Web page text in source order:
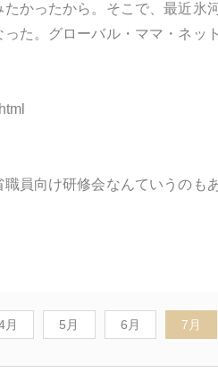
かったから。そこで、最近氷
た。グローバル・ママ・ネ
員向け研修会なんていうの
月 5月 6月 7月